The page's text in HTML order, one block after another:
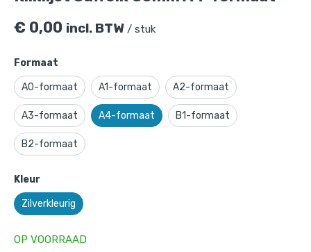
€ 0,00 incl. BTW / stuk
Formaat
A0-formaat A1-formaat A2-formaat
A3-formaat A4-formaat B1-formaat
B2-formaat
Kleur
Zilverkleurig
OP VOORRAAD
Kliklijst Suffolk 35mm A4-formaat